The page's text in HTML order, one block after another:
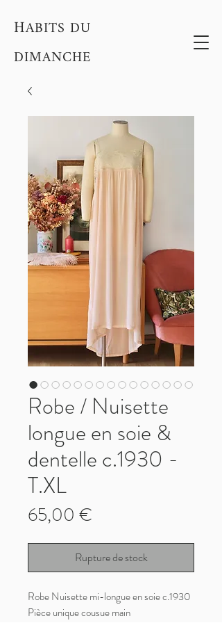
HABITS DU
DIMANCHE
Robe / Nuisette
longue en soie &
dentelle c.1930 -
T.XL
65,00 €
Rupture de stock
Robe Nuisette mi-longue en soie c.1930
Pièce unique cousue main